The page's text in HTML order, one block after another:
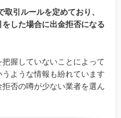
引ルールを定めており、
した場合に出金拒否になる
握していないことによって
うような情報も紛れています
否の噂が少ない業者を選ん